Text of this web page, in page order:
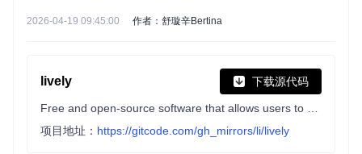
2026-04-19 09:45:00 作者：舒璇辛Bertina
lively 下载源代码
项目地址： https://gitcode.com/gh_mirrors/li/lively